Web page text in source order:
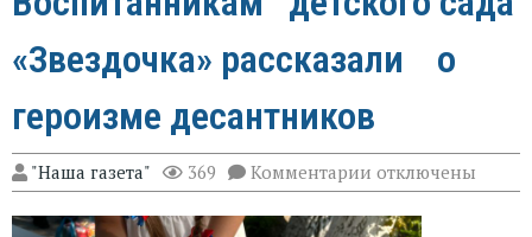
«Звездочка» рассказали о
героизме десантников
"Наша газета" 369 Комментарии к
записи
Воспитанникам
отключены